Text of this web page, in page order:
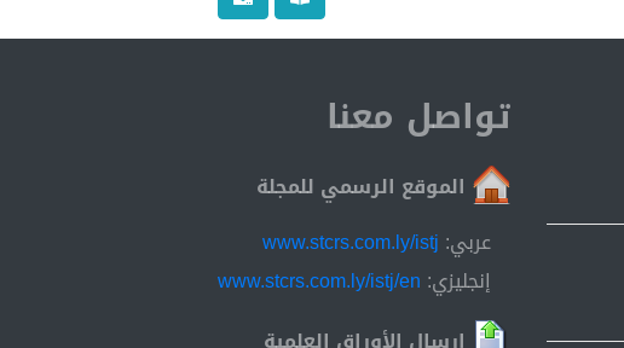
تواصل معنا
الموقع الرسمي للمجلة
عربي: www.stcrs.com.ly/istj
إنجليزي: www.stcrs.com.ly/istj/en